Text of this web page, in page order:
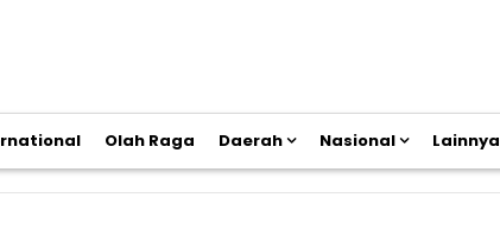
Olah Raga Daerah Nasional Lainnya